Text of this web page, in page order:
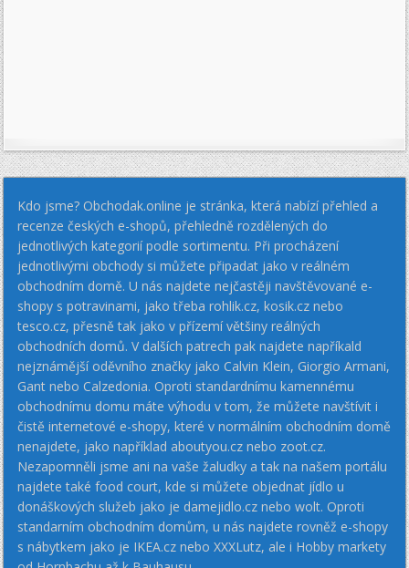
Kdo jsme? Obchodak.online je stránka, která nabízí přehled a
recenze českých e-shopů, přehledně rozdělených do
jednotlivých kategorií podle sortimentu. Při procházení
jednotlivými obchody si můžete připadat jako v reálném
obchodním domě. U nás najdete nejčastěji navštěvované e-
shopy s potravinami, jako třeba rohlik.cz, kosik.cz nebo
tesco.cz, přesně tak jako v přízemí většiny reálných
obchodních domů. V dalších patrech pak najdete napříkald
nejznámější oděvního značky jako Calvin Klein, Giorgio Armani,
Gant nebo Calzedonia. Oproti standardnímu kamennému
obchodnímu domu máte výhodu v tom, že můžete navštívit i
čistě internetové e-shopy, které v normálním obchodním domě
nenajdete, jako například aboutyou.cz nebo zoot.cz.
Nezapomněli jsme ani na vaše žaludky a tak na našem portálu
najdete také food court, kde si můžete objednat jídlo u
donáškových služeb jako je damejidlo.cz nebo wolt. Oproti
standarním obchodním domům, u nás najdete rovněž e-shopy
s nábytkem jako je IKEA.cz nebo XXXLutz, ale i Hobby markety